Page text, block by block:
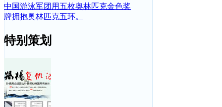
中国游泳军团用五枚奥林匹克金色奖
牌拥抱奥林匹克五环。
特别策划